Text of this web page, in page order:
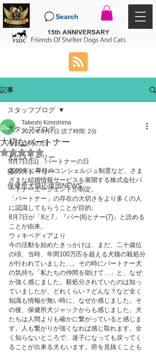
Search
記事
スタッフブログ
今日は何の日
犬のストーリー
猫のストーリー
保健所犬猫応援団NEWS
スタッフブログ
大切なパートナー
Takeshi Kimishima
2022年8月7日 読了時間: 2分
5つ星のうちNaNと評価されています。
8月7日(日)　パートナーの日
2009年に専任のコンシェルジュ制度など、さま
ざまな結婚情報サービスを展開する株式会社パ
ートナーエージェントが制定。
「パートナー」の存在の大切さをより多くの人
に認識してもらうことが目的。
8月7日が「8と7」『パー(8)とナー(7)』と読める
ことが由来。
ウィキペディアより
今の活動を始めたきっかけは、まだ、二十歳位
の頃、当時、年間100万匹を超える犬猫の殺処分
が行われていました…。その時にパートナー犬
の気持ち「私たちの仲間を助けて…」と、なぜ
か強く感じました。殺処分されていたのは知っ
ていましたが、どれくらい？どんな？など全く
知識も情報が無い時に、なぜか感じました。そ
の後、保健所犬ジャックからも感じました。犬
たちは人間よりも確かに繋がっていると感じま
す。人も繋がりが強くなれば感じ取れます。全
く知らないところで、迷子になっても戻ってく
ることが出来る犬もいます。癌を見抜くことも